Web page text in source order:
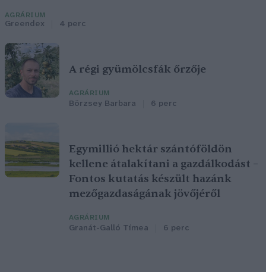
AGRÁRIUM
Greendex 4 perc
A régi gyümölcsfák őrzője
AGRÁRIUM
Börzsey Barbara 6 perc
Egymillió hektár szántóföldön
kellene átalakítani a gazdálkodást –
Fontos kutatás készült hazánk
mezőgazdaságának jövőjéről
AGRÁRIUM
Granát-Galló Tímea 6 perc